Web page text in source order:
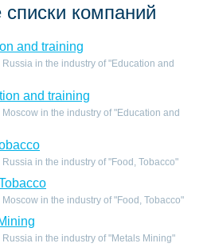
компаний
and training
in the industry of "Education and
and training
in the industry of "Education and
in the industry of "Food, Tobacco"
in the industry of "Food, Tobacco"
in the industry of "Metals Mining"